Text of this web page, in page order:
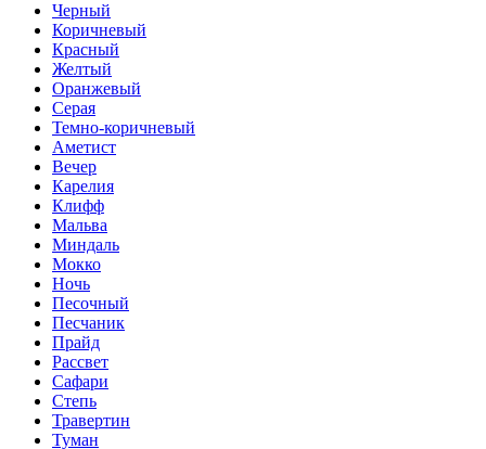
Черный
Коричневый
Красный
Желтый
Оранжевый
Серая
Темно-коричневый
Аметист
Вечер
Карелия
Клифф
Мальва
Миндаль
Мокко
Ночь
Песочный
Песчаник
Прайд
Рассвет
Сафари
Степь
Травертин
Туман